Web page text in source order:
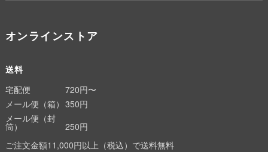
オンラインストア
送料
宅配便
720円〜
メール便（箱） 350円
メール便（封
筒）
250円
ご注文金額11,000円以上（税込）で送料無料